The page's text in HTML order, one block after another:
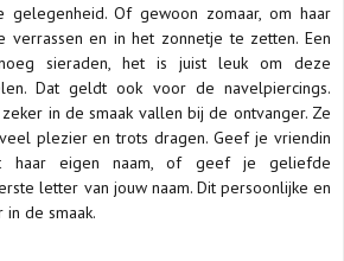
gelegenheid. Of gewoon zomaar, om haar
verrassen en in het zonnetje te zetten. Een
sieraden, het is juist leuk om deze
Dat geldt ook voor de navelpiercings.
in de smaak vallen bij de ontvanger. Ze
plezier en trots dragen. Geef je vriendin
haar eigen naam, of geef je geliefde
letter van jouw naam. Dit persoonlijke en
de smaak.